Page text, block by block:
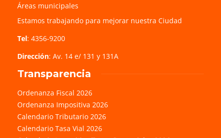
Áreas municipales
Estamos trabajando para mejorar nuestra Ciudad
Tel: 4356-9200
Dirección: Av. 14 e/ 131 y 131A
Transparencia
Ordenanza Fiscal 2026
Ordenanza Impositiva 2026
Calendario Tributario 2026
Calendario Tasa Vial 2026